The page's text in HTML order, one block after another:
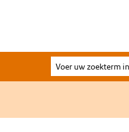
Voer
uw